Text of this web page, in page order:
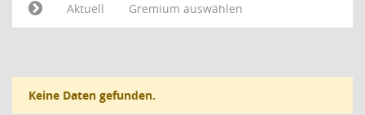
Aktuell
Gremium auswählen
Keine Daten gefunden.